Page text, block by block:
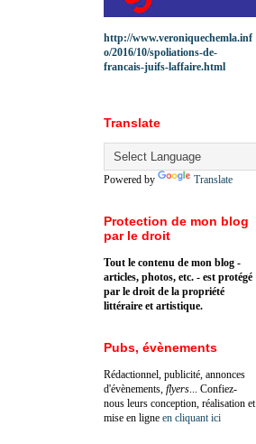
http://www.veroniquechemla.inf
o/2016/10/spoliations-de-
francais-juifs-laffaire.html
Translate
Powered by Translate
Protection de mon blog
par le droit
Tout le contenu de mon blog -
articles, photos, etc. - est protégé
par le droit de la propriété
littéraire et artistique.
Pubs, évènements
Rédactionnel, publicité, annonces
d'évènements, flyers ... Confiez-
nous leurs conception, réalisation et
mise en ligne en cliquant ici